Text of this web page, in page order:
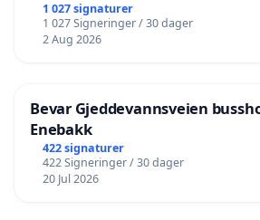
1 027 signaturer
1 027 Signeringer / 30 dager
2 Aug 2026
Bevar Gjeddevannsveien
Enebakk
422 signaturer
422 Signeringer / 30 dager
20 Jul 2026